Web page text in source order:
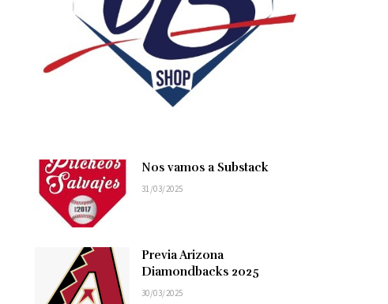
Nos vamos a Substack
31/03/2025
Previa Arizona
Diamondbacks 2025
30/03/2025